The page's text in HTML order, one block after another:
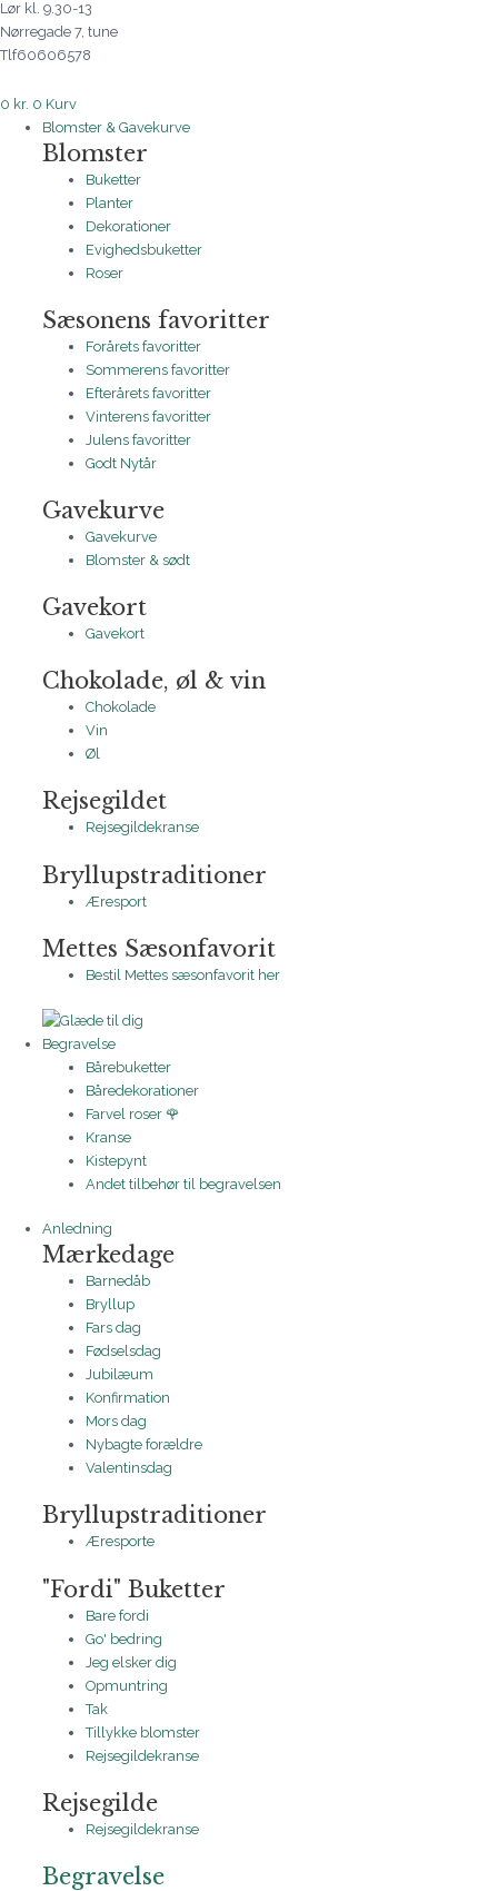
Lør kl. 9.30-13
Nørregade 7, tune
Tlf60606578
0 kr. 0 Kurv
Blomster & Gavekurve
Blomster
Buketter
Planter
Dekorationer
Evighedsbuketter
Roser
Sæsonens favoritter
Forårets favoritter
Sommerens favoritter
Efterårets favoritter
Vinterens favoritter
Julens favoritter
Godt Nytår
Gavekurve
Gavekurve
Blomster & sødt
Gavekort
Gavekort
Chokolade, øl & vin
Chokolade
Vin
Øl
Rejsegildet
Rejsegildekranse
Bryllupstraditioner
Æresport
Mettes Sæsonfavorit
Bestil Mettes sæsonfavorit her
Begravelse
Bårebuketter
Båredekorationer
Farvel roser 🌹
Kranse
Kistepynt
Andet tilbehør til begravelsen
Anledning
Mærkedage
Barnedåb
Bryllup
Fars dag
Fødselsdag
Jubilæum
Konfirmation
Mors dag
Nybagte forældre
Valentinsdag
Bryllupstraditioner
Æresporte
"Fordi" Buketter
Bare fordi
Go' bedring
Jeg elsker dig
Opmuntring
Tak
Tillykke blomster
Rejsegildekranse
Rejsegilde
Rejsegildekranse
Begravelse